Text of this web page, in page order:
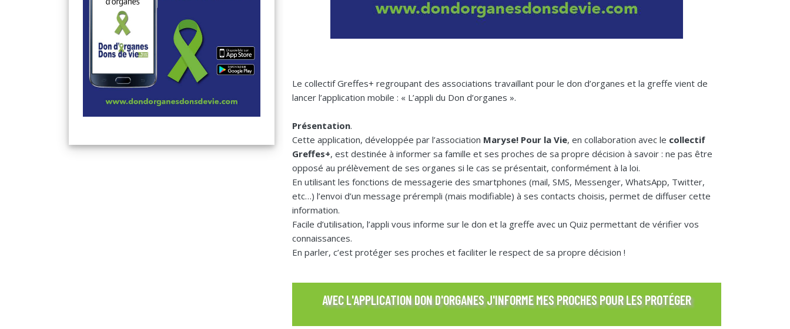
Le collectif Greffes+ regroupant des associations travaillant pour le don d’organes et la greffe vient de
lancer l’application mobile : « L’appli du Don d’organes ».
Présentation.
Cette application, développée par l’association Maryse! Pour la Vie, en collaboration avec le collectif
Greffes+, est destinée à informer sa famille et ses proches de sa propre décision à savoir : ne pas être
opposé au prélèvement de ses organes si le cas se présentait, conformément à la loi.
En utilisant les fonctions de messagerie des smartphones (mail, SMS, Messenger, WhatsApp, Twitter,
etc…) l’envoi d’un message prérempli (mais modifiable) à ses contacts choisis, permet de diffuser cette
information.
Facile d’utilisation, l’appli vous informe sur le don et la greffe avec un Quiz permettant de vérifier vos
connaissances.
En parler, c’est protéger ses proches et faciliter le respect de sa propre décision !
AVEC L'APPLICATION DON D'ORGANES J'INFORME MES PROCHES POUR LES PROTÉGER